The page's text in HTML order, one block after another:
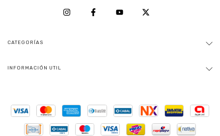
CATEGORÍAS
INFORMACIÓN UTIL